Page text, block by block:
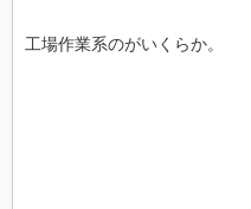
工場作業系のがいくらか。